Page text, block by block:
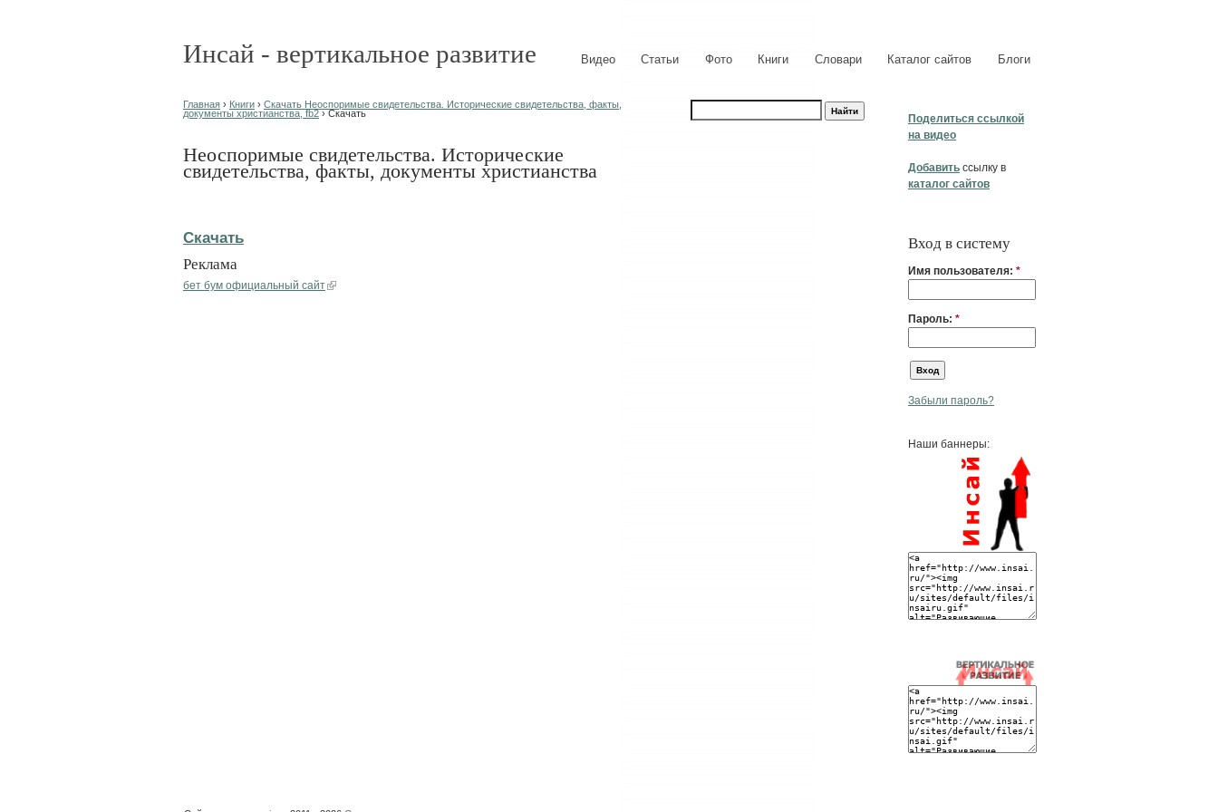
Инсай - вертикальное развитие Видео Статьи Фото Книги Словари Каталог сайтов Блоги
Поделиться ссылкой
на видео
Добавить ссылку в
каталог сайтов
Вход в систему
Имя пользователя: *
Пароль: *
Забыли пароль?
Наши баннеры:
Главная › Книги › Скачать Неоспоримые свидетельства. Исторические свидетельства, факты,
документы христианства, fb2› Скачать
Неоспоримые свидетельства. Исторические
свидетельства, факты, документы христианства
Скачать
Реклама
бет бум официальный сайт